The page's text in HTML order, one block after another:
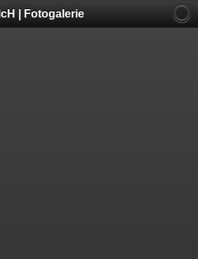
IcH | Fotogalerie